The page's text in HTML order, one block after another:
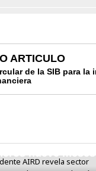
ARTICULO
de la SIB para la
de 147,000
nueve